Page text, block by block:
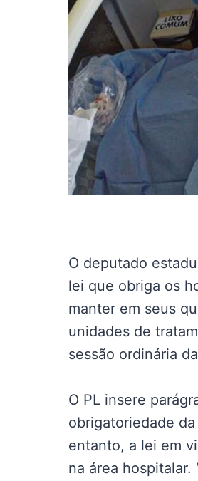
O deputado
lei que obriga os
manter em seus
unidades de
sessão ordinária
O PL insere
obrigatoriedade
entanto, a lei em
na área hospitalar.